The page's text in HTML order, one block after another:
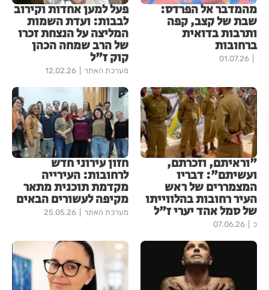
מהמדבר אל הפרדס:
שבת של קצב, קפה
ותרבות בדואית
ברחובות
01.07.26
פעל למען אחדות וקירוב
לבבות: ועדת השמות
המליצה על הנצחת זכרו
של הרב שמחה הכהן
קוק ז"ל
מערכת האתר 12.02.26
"וראיתם, וזכרתם,
ועשיתם": דבריו
המצמררים של ראש
העיר רחובות בהלווייתו
של סמל אהד יערי ז"ל
כ 07.06.26
חזון עירוני חדש
לרחובות: העירייה
מקדמת תוכנית מתאר
מקיפה לעשורים הבאים
מערכת האתר 25.05.26